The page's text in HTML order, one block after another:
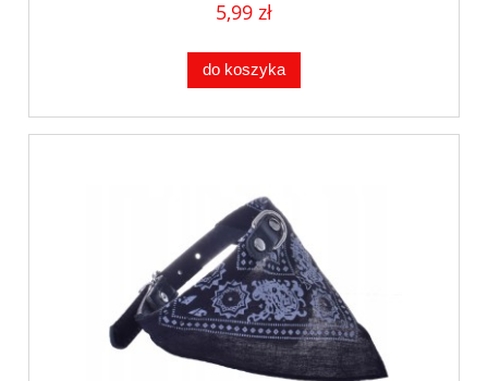
5,99 zł
do koszyka